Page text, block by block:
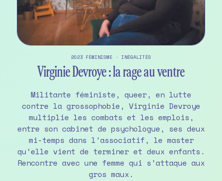
2023 FÉMINISME · INÉGALITÉS
Virginie Devroye : la rage au ventre
Militante féministe, queer, en lutte
contre la grossophobie, Virginie Devroye
multiplie les combats et les emplois,
entre son cabinet de psychologue, ses deux
mi-temps dans l’associatif, le master
qu’elle vient de terminer et deux enfants.
Rencontre avec une femme qui s’attaque aux
gros maux.